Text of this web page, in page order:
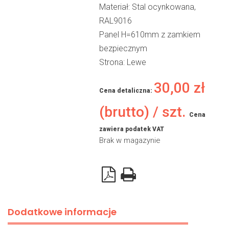
Materiał: Stal ocynkowana,
RAL9016
Panel H=610mm z zamkiem
bezpiecznym
Strona: Lewe
Cena detaliczna: 30,00 zł
(brutto) / szt.
Cena
zawiera podatek VAT
Brak w magazynie
Dodatkowe informacje